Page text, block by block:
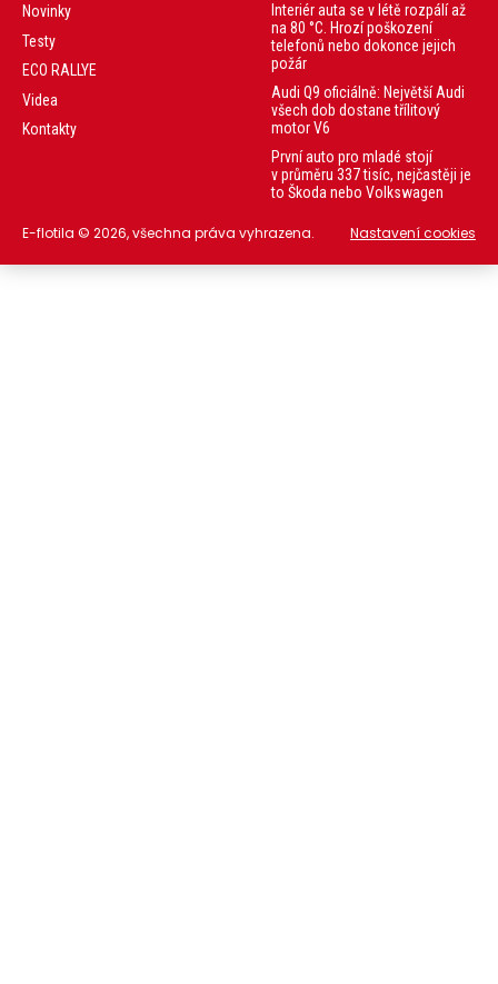
Novinky
Testy
ECO RALLYE
Videa
Kontakty
Interiér auta se v létě rozpálí až
na 80 °C. Hrozí poškození
telefonů nebo dokonce jejich
požár
Audi Q9 oficiálně: Největší Audi
všech dob dostane třílitový
motor V6
První auto pro mladé stojí
v průměru 337 tisíc, nejčastěji je
to Škoda nebo Volkswagen
E-flotila © 2026, všechna práva vyhrazena. Nastavení cookies